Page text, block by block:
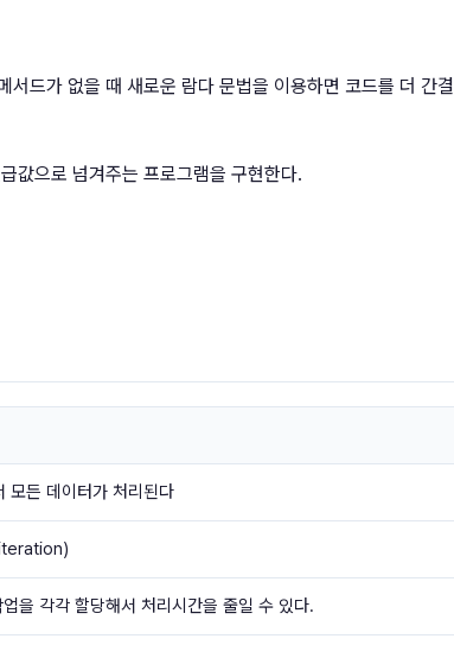
드가 없을 때 새로운 람다 문법을 이용하면 코드를 더 간
값으로 넘겨주는 프로그램을 구현한다.
모든 데이터가 처리된다
을 각각 할당해서 처리시간을 줄일 수 있다.